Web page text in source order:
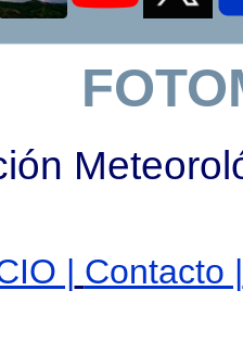
| Contacto |